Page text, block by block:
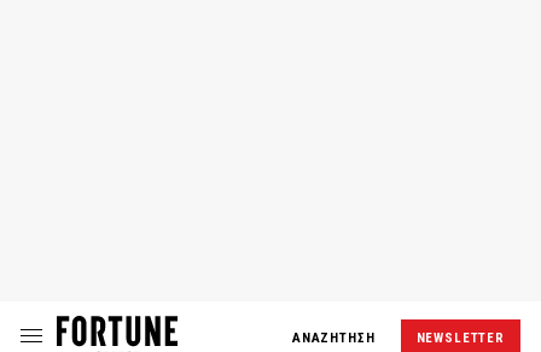
ΑΝΑΖΗΤΗΣΗ NEWSLETTER